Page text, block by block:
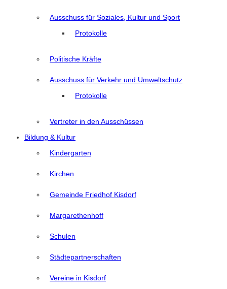
Ausschuss für Soziales, Kultur und Sport
Protokolle
Politische Kräfte
Ausschuss für Verkehr und Umweltschutz
Protokolle
Vertreter in den Ausschüssen
Bildung & Kultur
Kindergarten
Kirchen
Gemeinde Friedhof Kisdorf
Margarethenhoff
Schulen
Städtepartnerschaften
Vereine in Kisdorf